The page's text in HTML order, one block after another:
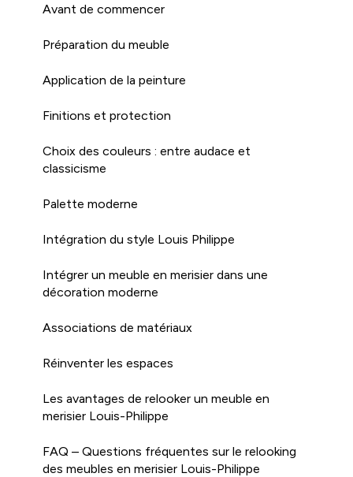
Avant de commencer
Préparation du meuble
Application de la peinture
Finitions et protection
Choix des couleurs : entre audace et
classicisme
Palette moderne
Intégration du style Louis Philippe
Intégrer un meuble en merisier dans une
décoration moderne
Associations de matériaux
Réinventer les espaces
Les avantages de relooker un meuble en
merisier Louis-Philippe
FAQ – Questions fréquentes sur le relooking
des meubles en merisier Louis-Philippe